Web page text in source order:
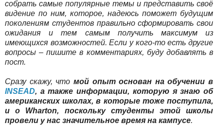
собрать самые популярные темы и представить своё
видение по ним, которое, надеюсь поможет будущим
поколениям студентов правильно сформировать свои
ожидания и тем самым получить максимум из
имеющихся возможностей. Если у кого-то есть другие
вопросы – пишите в комментариях, буду добавлять в
пост.
Сразу скажу, что мой опыт основан на обучении в
INSEAD, а также информации, которую я знаю об
американских школах, в которые тоже поступила,
и о Wharton, поскольку студенты этой школы
провели у нас значительное время на кампусе.